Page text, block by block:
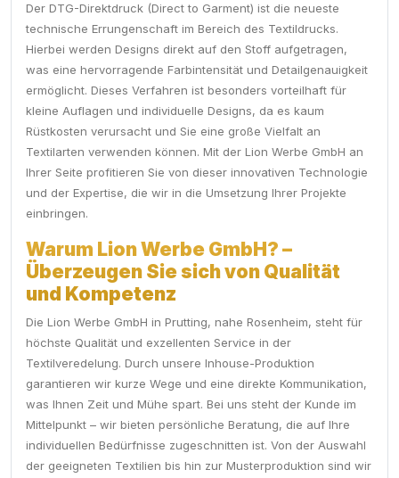
Der DTG-Direktdruck (Direct to Garment) ist die neueste
technische Errungenschaft im Bereich des Textildrucks.
Hierbei werden Designs direkt auf den Stoff aufgetragen,
was eine hervorragende Farbintensität und Detailgenauigkeit
ermöglicht. Dieses Verfahren ist besonders vorteilhaft für
kleine Auflagen und individuelle Designs, da es kaum
Rüstkosten verursacht und Sie eine große Vielfalt an
Textilarten verwenden können. Mit der Lion Werbe GmbH an
Ihrer Seite profitieren Sie von dieser innovativen Technologie
und der Expertise, die wir in die Umsetzung Ihrer Projekte
einbringen.
Warum Lion Werbe GmbH? –
Überzeugen Sie sich von Qualität
und Kompetenz
Die Lion Werbe GmbH in Prutting, nahe Rosenheim, steht für
höchste Qualität und exzellenten Service in der
Textilveredelung. Durch unsere Inhouse-Produktion
garantieren wir kurze Wege und eine direkte Kommunikation,
was Ihnen Zeit und Mühe spart. Bei uns steht der Kunde im
Mittelpunkt – wir bieten persönliche Beratung, die auf Ihre
individuellen Bedürfnisse zugeschnitten ist. Von der Auswahl
der geeigneten Textilien bis hin zur Musterproduktion sind wir